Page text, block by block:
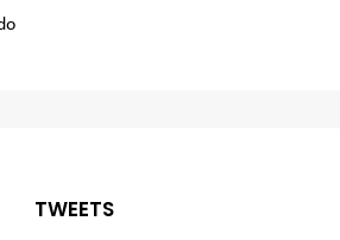
TWEETS